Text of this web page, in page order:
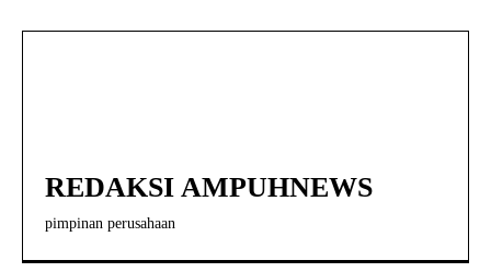
REDAKSI AMPUHNEWS
pimpinan perusahaan